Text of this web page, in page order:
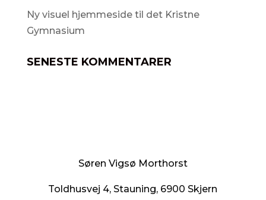
Ny visuel hjemmeside til det Kristne
Gymnasium
SENESTE KOMMENTARER
Søren Vigsø Morthorst
Toldhusvej 4, Stauning, 6900 Skjern